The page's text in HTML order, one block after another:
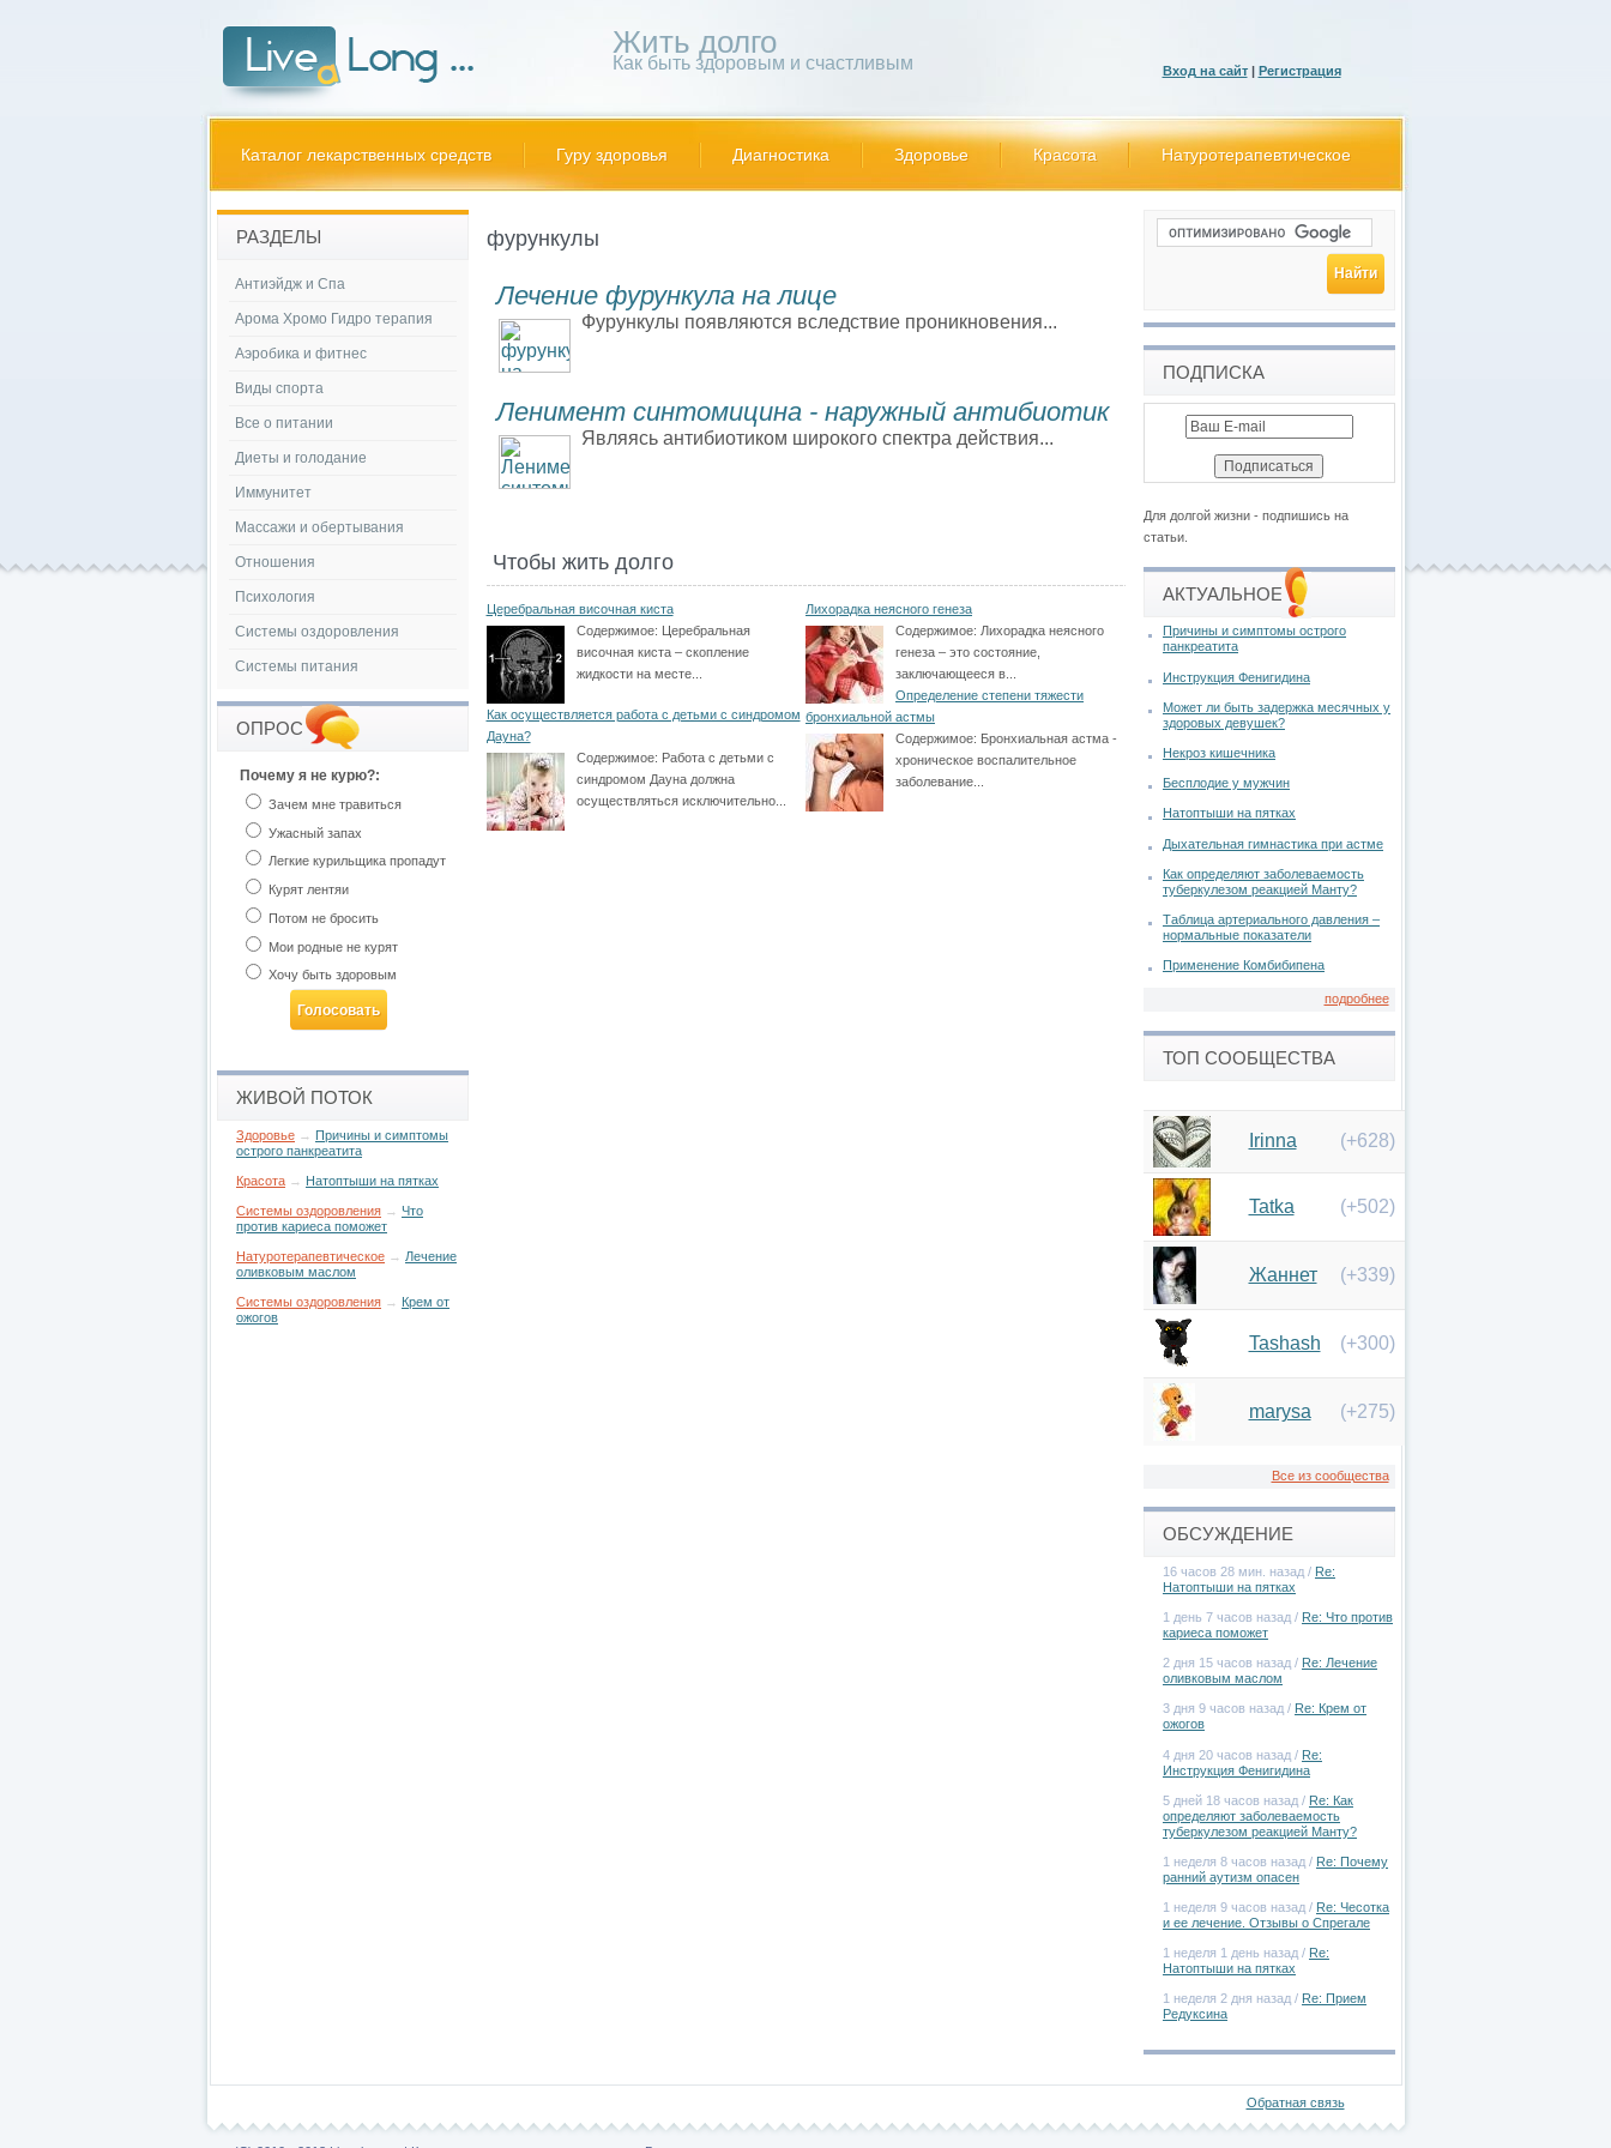
Жить долго
Как быть здоровым и счастливым Вход на сайт | Регистрация
Каталог лекарственных средств Гуру здоровья Диагностика Здоровье Красота Натуротерапевтическое
фурункулы
Лечение фурункула на лице
Фурункулы появляются вследствие проникновения...
Ленимент синтомицина - наружный антибиотик
Являясь антибиотиком широкого спектра действия...
Чтобы жить долго
Церебральная височная киста
Содержимое: Церебральная
височная киста – скопление
жидкости на месте...
Лихорадка неясного генеза
Содержимое: Лихорадка неясного
генеза – это состояние,
заключающееся в...
Как осуществляется работа с детьми с синдромом
Дауна?
Содержимое: Работа с детьми с
синдромом Дауна должна
осуществляться исключительно...
Определение степени тяжести
бронхиальной астмы
Содержимое: Бронхиальная астма -
хроническое воспалительное
заболевание...
РАЗДЕЛЫ
Антиэйдж и Спа
Арома Хромо Гидро терапия
Аэробика и фитнес
Виды спорта
Все о питании
Диеты и голодание
Иммунитет
Массажи и обертывания
Отношения
Психология
Системы оздоровления
Системы питания
ОПРОС
Почему я не курю?:
Зачем мне травиться
Ужасный запах
Легкие курильщика пропадут
Курят лентяи
Потом не бросить
Мои родные не курят
Хочу быть здоровым
ЖИВОЙ ПОТОК
Здоровье → Причины и симптомы
острого панкреатита
Красота → Натоптыши на пятках
Системы оздоровления → Что
против кариеса поможет
Натуротерапевтическое → Лечение
оливковым маслом
Системы оздоровления → Крем от
ожогов
ПОДПИСКА
Для долгой жизни - подпишись на
статьи.
АКТУАЛЬНОЕ
Причины и симптомы острого
панкреатита
Инструкция Фенигидина
Может ли быть задержка месячных у
здоровых девушек?
Некроз кишечника
Бесплодие у мужчин
Натоптыши на пятках
Дыхательная гимнастика при астме
Как определяют заболеваемость
туберкулезом реакцией Манту?
Таблица артериального давления –
нормальные показатели
Применение Комбибипена
подробнее
ТОП СООБЩЕСТВА
Irinna (+628)
Tatka (+502)
Жаннет (+339)
Tashash (+300)
marysa (+275)
Все из сообщества
ОБСУЖДЕНИЕ
16 часов 28 мин. назад / Re:
Натоптыши на пятках
1 день 7 часов назад / Re: Что против
кариеса поможет
2 дня 15 часов назад / Re: Лечение
оливковым маслом
3 дня 9 часов назад / Re: Крем от
ожогов
4 дня 20 часов назад / Re:
Инструкция Фенигидина
5 дней 18 часов назад / Re: Как
определяют заболеваемость
туберкулезом реакцией Манту?
1 неделя 8 часов назад / Re: Почему
ранний аутизм опасен
1 неделя 9 часов назад / Re: Чесотка
и ее лечение. Отзывы о Спрегале
1 неделя 1 день назад / Re:
Натоптыши на пятках
1 неделя 2 дня назад / Re: Прием
Редуксина
Обратная связь